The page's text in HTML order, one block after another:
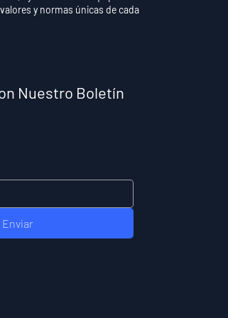
y normas únicas de cada
Nuestro Boletín
Enviar